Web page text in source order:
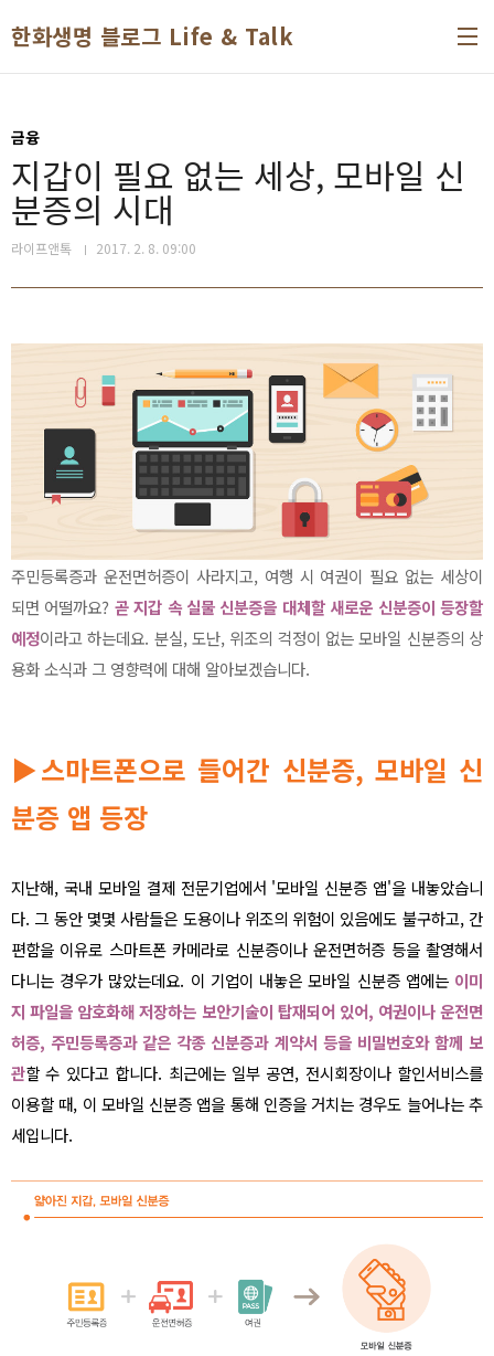
한화생명 블로그 Life & Talk
금융
지갑이 필요 없는 세상, 모바일 신
분증의 시대
라이프앤톡 2017. 2. 8. 09:00
주민등록증과 운전면허증이 사라지고, 여행 시 여권이 필요 없는 세상이
되면 어떨까요? 곧 지갑 속 실물 신분증을 대체할 새로운 신분증이 등장할
예정이라고 하는데요. 분실, 도난, 위조의 걱정이 없는 모바일 신분증의 상
용화 소식과 그 영향력에 대해 알아보겠습니다.
▶스마트폰으로 들어간 신분증, 모바일 신
분증 앱 등장
지난해, 국내 모바일 결제 전문기업에서 '모바일 신분증 앱'을 내놓았습니
다. 그 동안 몇몇 사람들은 도용이나 위조의 위험이 있음에도 불구하고, 간
편함을 이유로 스마트폰 카메라로 신분증이나 운전면허증 등을 촬영해서
다니는 경우가 많았는데요. 이 기업이 내놓은 모바일 신분증 앱에는 이미
지 파일을 암호화해 저장하는 보안기술이 탑재되어 있어, 여권이나 운전면
허증, 주민등록증과 같은 각종 신분증과 계약서 등을 비밀번호와 함께 보
관할 수 있다고 합니다. 최근에는 일부 공연, 전시회장이나 할인서비스를
이용할 때, 이 모바일 신분증 앱을 통해 인증을 거치는 경우도 늘어나는 추
세입니다.